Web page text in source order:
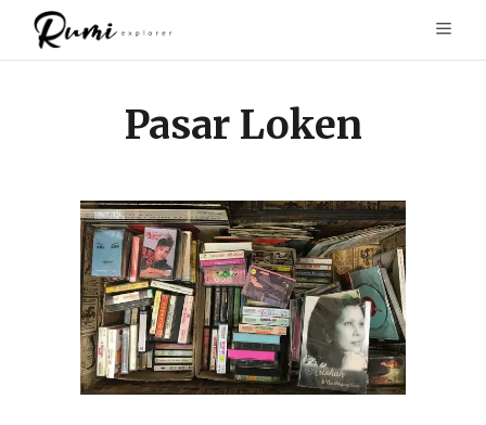
Pasar Loken